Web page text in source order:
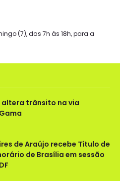
(7), das 7h às 18h, para a
altera trânsito na via
de Araújo recebe Título de
de Brasília em sessão